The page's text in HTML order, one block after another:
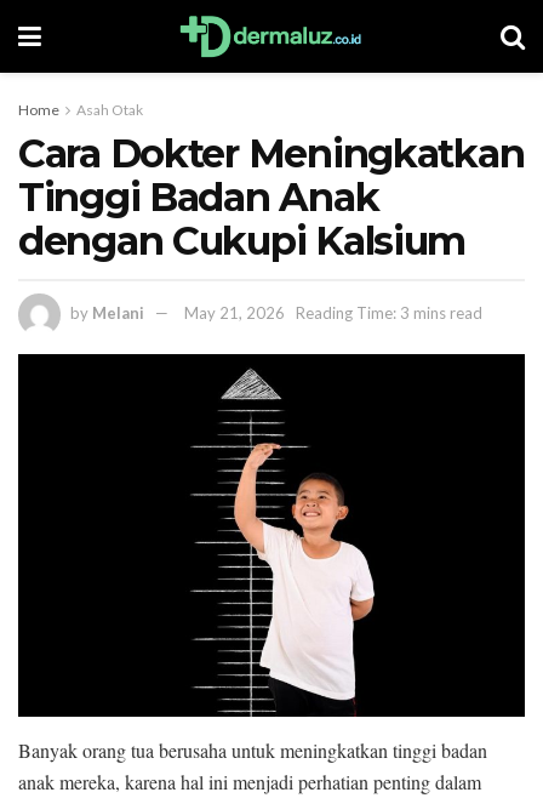
Home Asah Otak
Cara Dokter Meningkatkan
Tinggi Badan Anak
dengan Cukupi Kalsium
by Melani May 21, 2026 Reading Time: 3 mins read
Banyak orang tua berusaha untuk meningkatkan tinggi badan
anak mereka, karena hal ini menjadi perhatian penting dalam